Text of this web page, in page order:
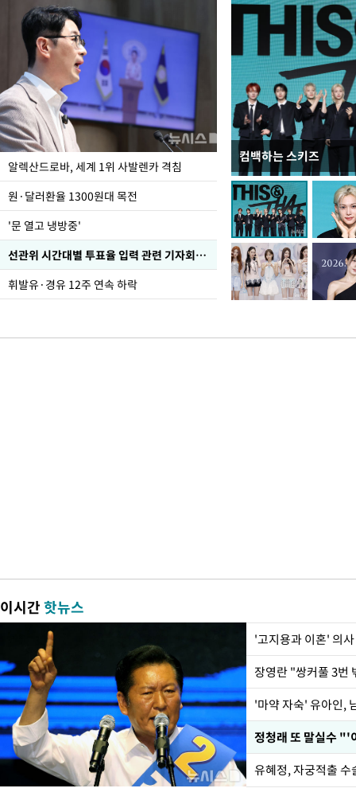
알렉산드로바, 세계 1위 사발렌카 격침
원·달러환율 1300원대 목전
'문 열고 냉방중'
선관위 시간대별 투표율 입력 관련 기자회견하는 주진우 의원
휘발유·경유 12주 연속 하락
컴백하는 스키즈
폭염 속 주말 풍경은?
이시간핫뉴스
'고지용과 이혼' 의
'마약 자숙' 유아인,
정청래 또 말실수
유혜정, 자궁적출